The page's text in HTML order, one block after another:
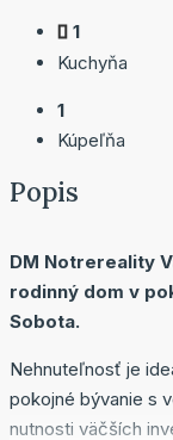
1
Kuchyňa
1
Kúpeľňa
Popis
DM Notrereality
rodinný dom v
Sobota.
Nehnuteľnosť je
pokojné bývanie s
nutnosti väčších